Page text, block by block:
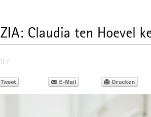
Vorstand
MVFP Akademie
Claudia ten Hoevel